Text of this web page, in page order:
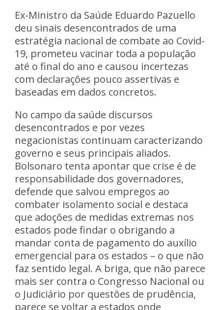
Ex-Ministro da Saúde Eduardo Pazuello
deu sinais desencontrados de uma
estratégia nacional de combate ao Covid-
19, prometeu vacinar toda a população
até o final do ano e causou incertezas
com declarações pouco assertivas e
baseadas em dados concretos.
No campo da saúde discursos
desencontrados e por vezes
negacionistas continuam caracterizando
governo e seus principais aliados.
Bolsonaro tenta apontar que crise é de
responsabilidade dos governadores,
defende que salvou empregos ao
combater isolamento social e destaca
que adoções de medidas extremas nos
estados pode findar o obrigando a
mandar conta de pagamento do auxílio
emergencial para os estados – o que não
faz sentido legal. A briga, que não parece
mais ser contra o Congresso Nacional ou
o Judiciário por questões de prudência,
parece se voltar a estados onde